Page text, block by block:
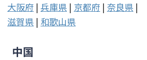
大阪府 | 兵庫県 | 京都府 | 奈良県 |
滋賀県 | 和歌山県
中国